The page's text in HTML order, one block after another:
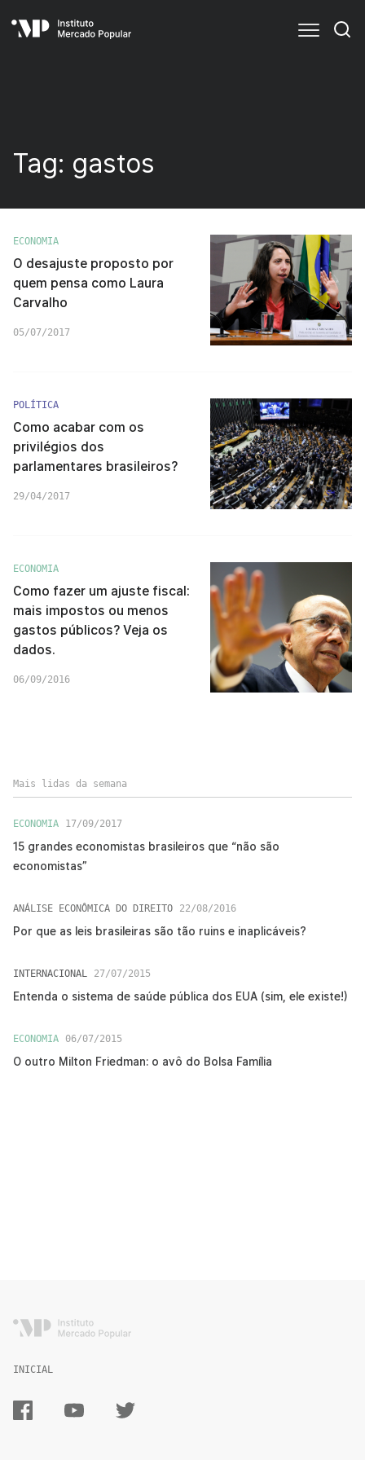
Tag: gastos
ECONOMIA
O desajuste proposto por
quem pensa como Laura
Carvalho
05/07/2017
POLÍTICA
Como acabar com os
privilégios dos
parlamentares brasileiros?
29/04/2017
ECONOMIA
Como fazer um ajuste fiscal:
mais impostos ou menos
gastos públicos? Veja os
dados.
06/09/2016
Mais lidas da semana
ECONOMIA 17/09/2017
15 grandes economistas brasileiros que “não são
economistas”
ANÁLISE ECONÔMICA DO DIREITO 22/08/2016
Por que as leis brasileiras são tão ruins e inaplicáveis?
INTERNACIONAL 27/07/2015
Entenda o sistema de saúde pública dos EUA (sim, ele existe!)
ECONOMIA 06/07/2015
O outro Milton Friedman: o avô do Bolsa Família
INICIAL